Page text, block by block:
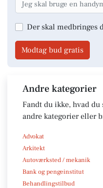
Der skal medbringes
Modtag bud gratis
Andre kategorier
Fandt du ikke, hvad du
andre kategorier eller
Advokat
Arkitekt
Autoværksted / mekanik
Bank og pengeinstitut
Behandlingstilbud